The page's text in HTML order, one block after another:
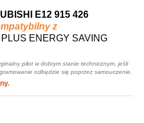
E12 915 426
z
ENERGY SAVING
pilot w dobrym stanie technicznym, jeśli
odbędzie się poprzez samouczenie.